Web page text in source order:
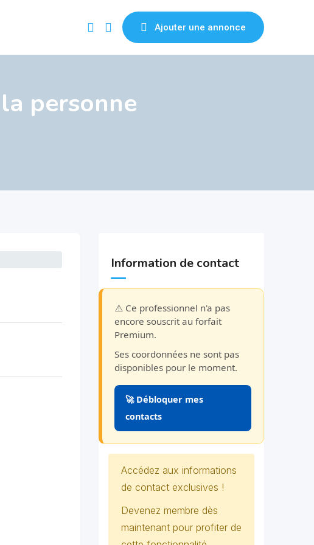
Ajouter une annonce
personne
Information de contact
⚠️ Ce professionnel n'a pas
encore souscrit au forfait
Premium.
Ses coordonnées ne sont pas
disponibles pour le moment.
🚀 Débloquer mes
contacts
Accédez aux informations
de contact exclusives !
Devenez membre dès
maintenant pour profiter de